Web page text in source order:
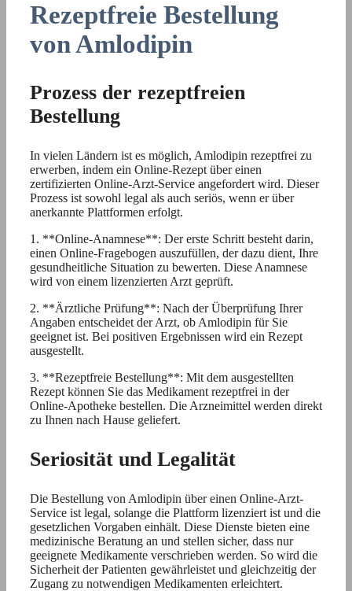
Rezeptfreie Bestellung
von Amlodipin
Prozess der rezeptfreien
Bestellung
In vielen Ländern ist es möglich, Amlodipin rezeptfrei zu
erwerben, indem ein Online-Rezept über einen
zertifizierten Online-Arzt-Service angefordert wird. Dieser
Prozess ist sowohl legal als auch seriös, wenn er über
anerkannte Plattformen erfolgt.
1. **Online-Anamnese**: Der erste Schritt besteht darin,
einen Online-Fragebogen auszufüllen, der dazu dient, Ihre
gesundheitliche Situation zu bewerten. Diese Anamnese
wird von einem lizenzierten Arzt geprüft.
2. **Ärztliche Prüfung**: Nach der Überprüfung Ihrer
Angaben entscheidet der Arzt, ob Amlodipin für Sie
geeignet ist. Bei positiven Ergebnissen wird ein Rezept
ausgestellt.
3. **Rezeptfreie Bestellung**: Mit dem ausgestellten
Rezept können Sie das Medikament rezeptfrei in der
Online-Apotheke bestellen. Die Arzneimittel werden direkt
zu Ihnen nach Hause geliefert.
Seriosität und Legalität
Die Bestellung von Amlodipin über einen Online-Arzt-
Service ist legal, solange die Plattform lizenziert ist und die
gesetzlichen Vorgaben einhält. Diese Dienste bieten eine
medizinische Beratung an und stellen sicher, dass nur
geeignete Medikamente verschrieben werden. So wird die
Sicherheit der Patienten gewährleistet und gleichzeitig der
Zugang zu notwendigen Medikamenten erleichtert.